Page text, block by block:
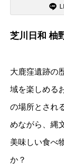
芝川日和 柚
大鹿窪遺跡の
域を楽しめる
の場所とされ
めながら、縄
美味しい食べ
か？